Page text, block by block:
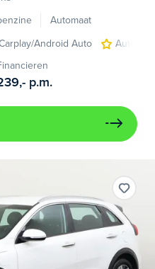
Automaat
Android Auto
p.m.